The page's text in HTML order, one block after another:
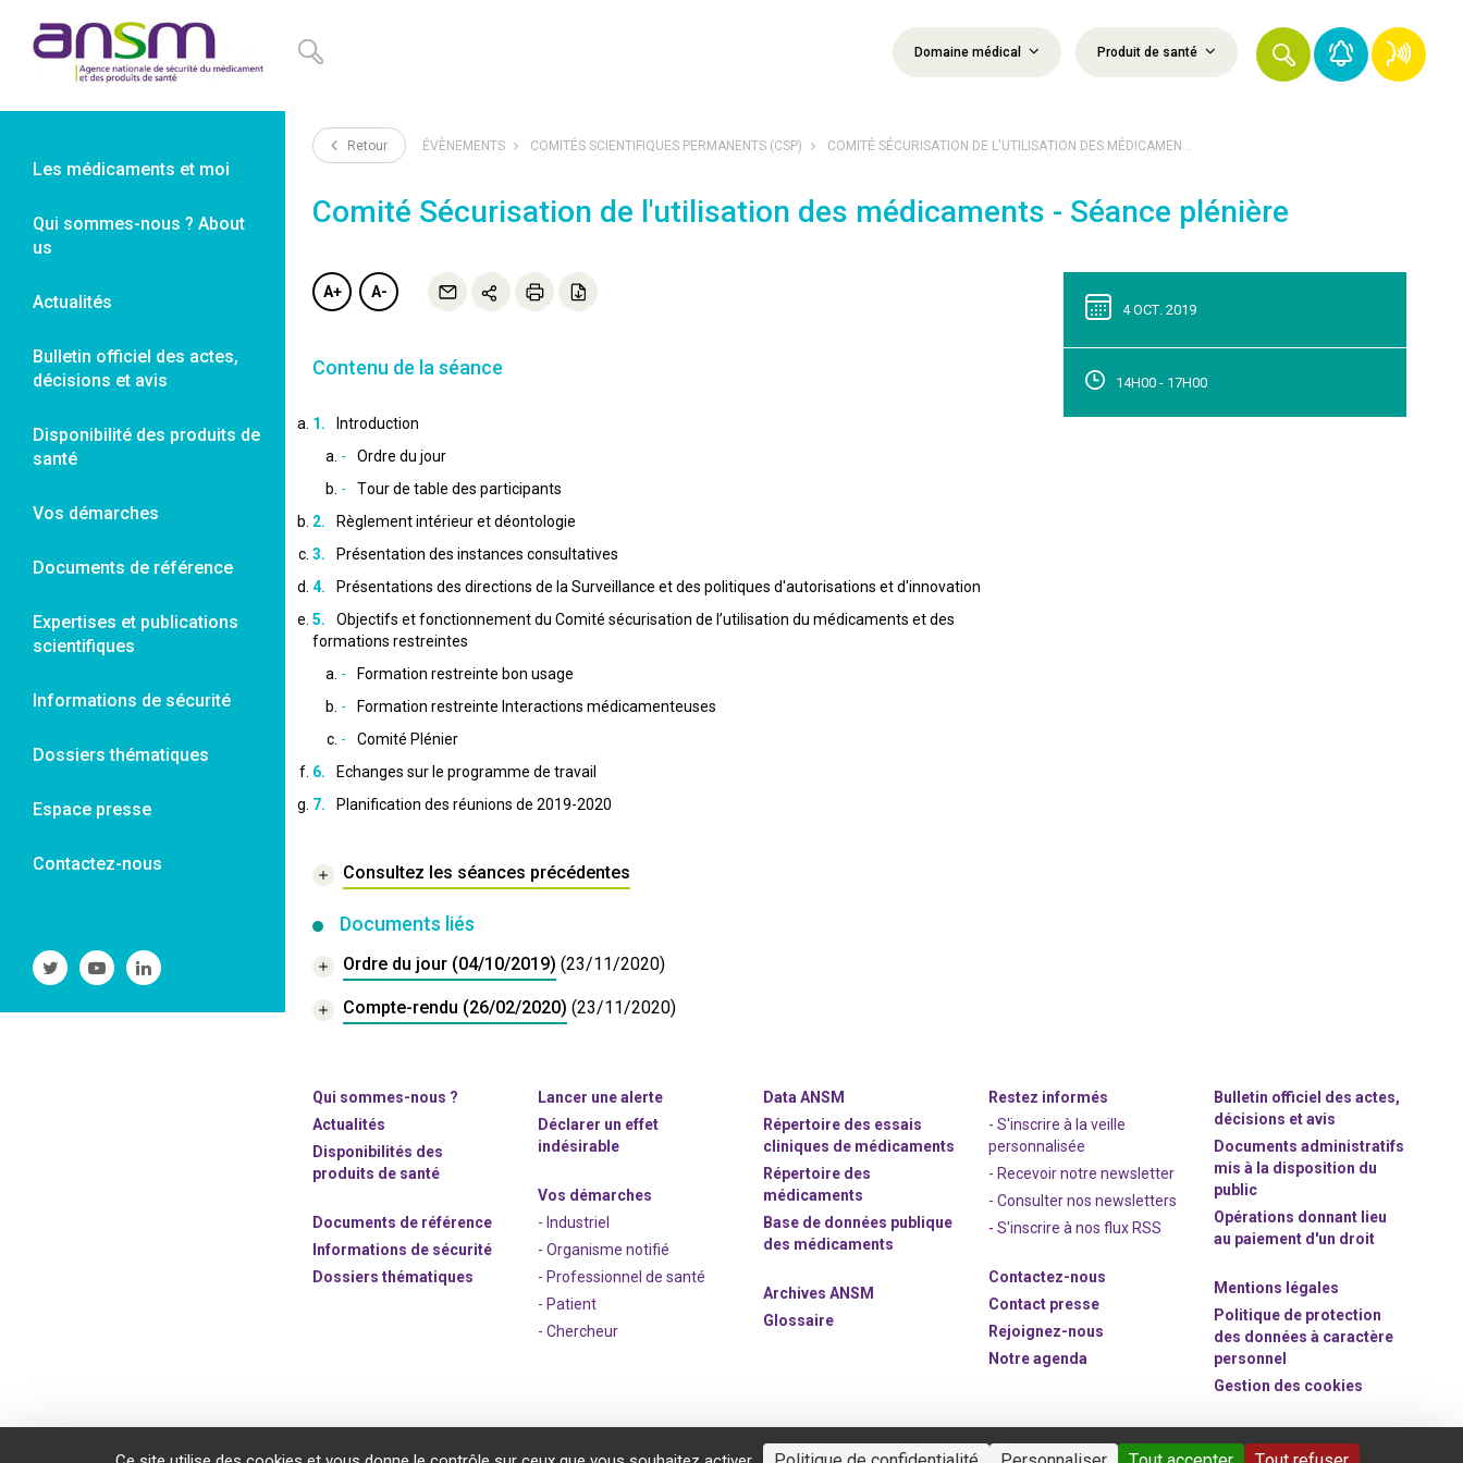
Domaine médical Produit de santé
Les médicaments et moi
Qui sommes-nous ? About
us
Actualités
Bulletin officiel des actes,
décisions et avis
Disponibilité des produits de
santé
Vos démarches
Documents de référence
Expertises et publications
scientifiques
Informations de sécurité
Dossiers thématiques
Espace presse
Contactez-nous
Suivre
l'ANSM
Twitter
Suivre
l'ANSM
Youtube
Suivre
l'ANSM
Linkedin
Retour ÉVÈNEMENTS COMITÉS SCIENTIFIQUES PERMANENTS (CSP) COMITÉ SÉCURISATION DE L'UTILISATION DES MÉDICAMEN...
Comité Sécurisation de l'utilisation des médicaments - Séance plénière
A+ A-
Contenu de la séance
Introduction
Ordre du jour
Tour de table des participants
Règlement intérieur et déontologie
Présentation des instances consultatives
Présentations des directions de la Surveillance et des politiques d'autorisations et d'innovation
Objectifs et fonctionnement du Comité sécurisation de l’utilisation du médicaments et des
formations restreintes
Formation restreinte bon usage
Formation restreinte Interactions médicamenteuses
Comité Plénier
Echanges sur le programme de travail
Planification des réunions de 2019-2020
Consultez les séances précédentes
Documents liés
Ordre du jour (04/10/2019) (23/11/2020)
Compte-rendu (26/02/2020) (23/11/2020)
4 OCT. 2019
14H00 - 17H00
Qui sommes-nous ?
Actualités
Disponibilités des
produits de santé
Documents de référence
Informations de sécurité
Dossiers thématiques
Lancer une alerte
Déclarer un effet
indésirable
Vos démarches
- Industriel
- Organisme notifié
- Professionnel de santé
- Patient
- Chercheur
Data ANSM
Répertoire des essais
cliniques de médicaments
Répertoire des
médicaments
Base de données publique
des médicaments
Archives ANSM
Glossaire
Restez informés
- S'inscrire à la veille
personnalisée
- Recevoir notre newsletter
- Consulter nos newsletters
-S'inscrire à nos flux RSS
Contactez-nous
Contact presse
Rejoignez-nous
Notre agenda
Bulletin officiel des actes,
décisions et avis
Documents administratifs
mis à la disposition du
public
Opérations donnant lieu
au paiement d'un droit
Mentions légales
Politique de protection
des données à caractère
personnel
Gestion des cookies
©2020 ANSM.SANTE.FR